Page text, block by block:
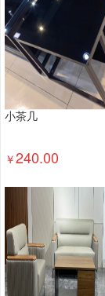
小茶几
￥240.00